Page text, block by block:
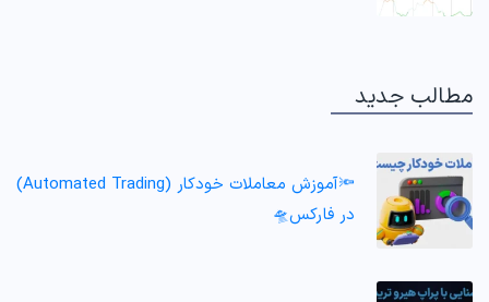
مطالب جدید
🔦آموزش معاملات خودکار (Automated Trading)
در فارکس🛸